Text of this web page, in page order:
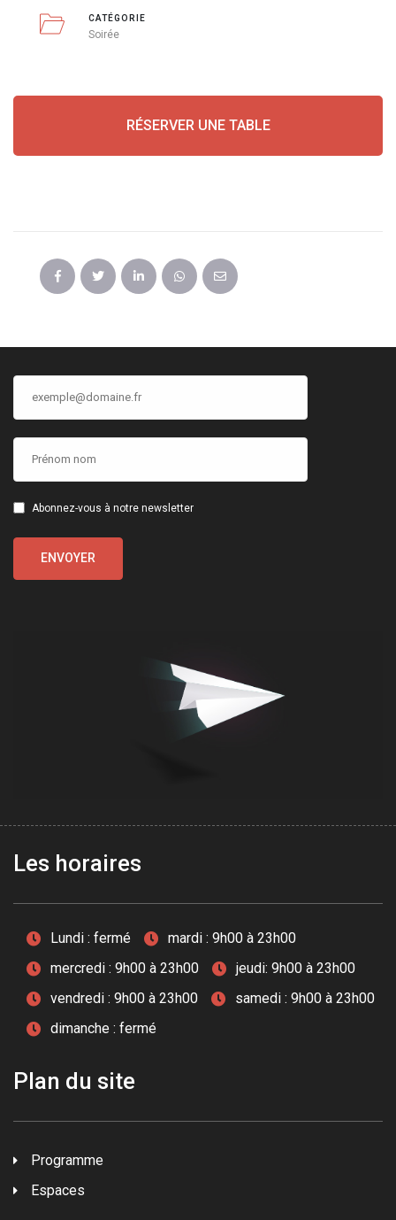
CATÉGORIE
Soirée
RÉSERVER UNE TABLE
Abonnez-vous à notre newsletter
Les horaires
Lundi : fermé
mardi : 9h00 à 23h00
mercredi : 9h00 à 23h00
jeudi: 9h00 à 23h00
vendredi : 9h00 à 23h00
samedi : 9h00 à 23h00
dimanche : fermé
Plan du site
Programme
Espaces